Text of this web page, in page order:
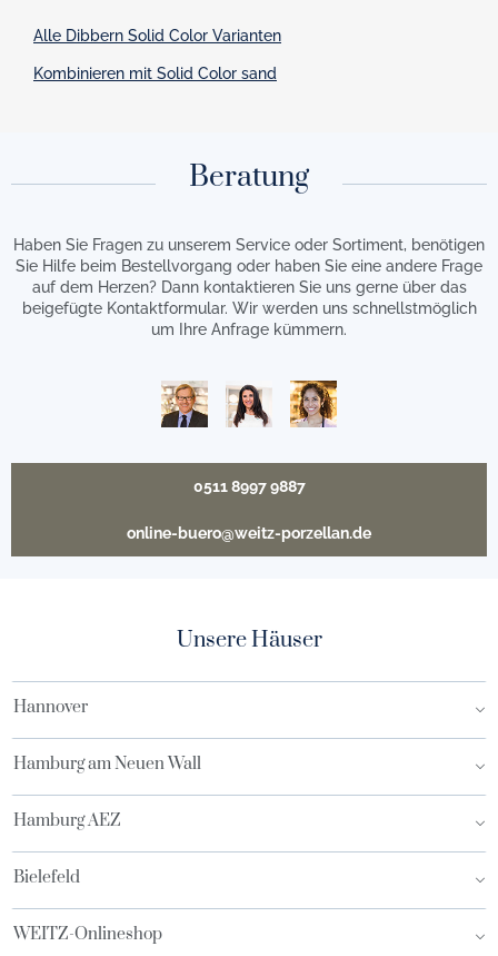
Alle Dibbern Solid Color Varianten
Kombinieren mit Solid Color sand
Beratung
Haben Sie Fragen zu unserem Service oder Sortiment, benötigen
Sie Hilfe beim Bestellvorgang oder haben Sie eine andere Frage
auf dem Herzen? Dann kontaktieren Sie uns gerne über das
beigefügte Kontaktformular. Wir werden uns schnellstmöglich
um Ihre Anfrage kümmern.
0511 8997 9887
online-buero@weitz-porzellan.de
Unsere Häuser
Hannover
Hamburg am Neuen Wall
Hamburg AEZ
Bielefeld
WEITZ-Onlineshop